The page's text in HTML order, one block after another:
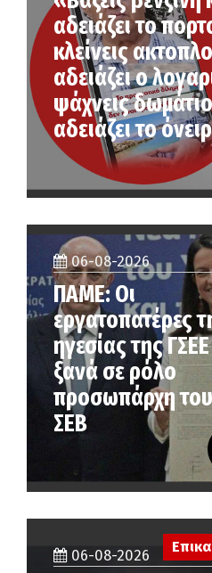
αδειάζει το
κλείνεις
αδειάζει ο
ψάχνεις
αδειάζει το
06-08-2026
ΠΑΜΕ: Οι
εργατοπατέρες
ηγεσίας της ΓΣΕΕ
ξανά σε ρόλο
προσωπάρχη του
ΣΕΒ
06-08-2026